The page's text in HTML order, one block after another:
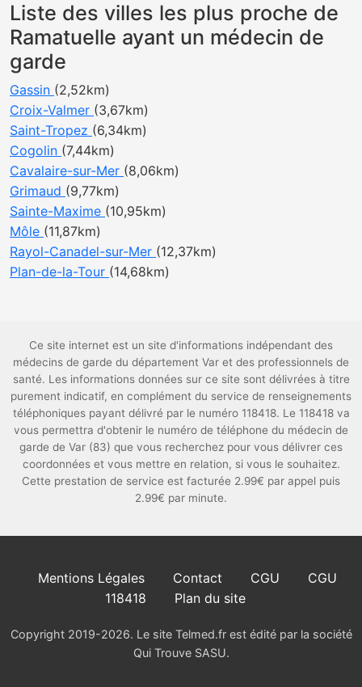
Liste des villes les plus proche de
Ramatuelle ayant un médecin de
garde
Gassin (2,52km)
Croix-Valmer (3,67km)
Saint-Tropez (6,34km)
Cogolin (7,44km)
Cavalaire-sur-Mer (8,06km)
Grimaud (9,77km)
Sainte-Maxime (10,95km)
Môle (11,87km)
Rayol-Canadel-sur-Mer (12,37km)
Plan-de-la-Tour (14,68km)
Ce site internet est un site d'informations indépendant des
médecins de garde du département Var et des professionnels de
santé. Les informations données sur ce site sont délivrées à titre
purement indicatif, en complément du service de renseignements
téléphoniques payant délivré par le numéro 118418. Le 118418 va
vous permettra d'obtenir le numéro de téléphone du médecin de
garde de Var (83) que vous recherchez pour vous délivrer ces
coordonnées et vous mettre en relation, si vous le souhaitez.
Cette prestation de service est facturée 2.99€ par appel puis
2.99€ par minute.
Mentions Légales Contact CGU
CGU
118418
Plan du site
Copyright 2019-2026. Le site Telmed.fr est édité par la société
Qui Trouve SASU.